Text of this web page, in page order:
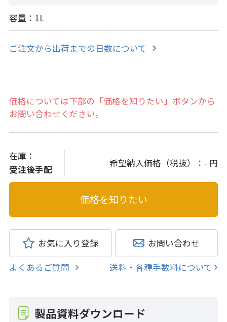
容量：1L
ご注文から出荷までの日数について
価格については下部の「価格を知りたい」ボタンから
お問い合わせください。
在庫：
受注後手配
希望納入価格（税抜）： - 円
お気に入り登録 お問い合わせ
よくあるご質問 送料・各種手数料について
製品資料ダウンロード